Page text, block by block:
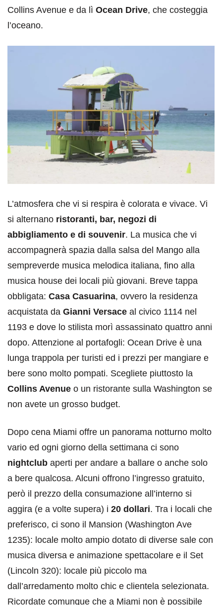
Collins Avenue e da lì Ocean Drive, che costeggia
l’oceano.
L’atmosfera che vi si respira è colorata e vivace. Vi
si alternano ristoranti, bar, negozi di
abbigliamento e di souvenir. La musica che vi
accompagnerà spazia dalla salsa del Mango alla
sempreverde musica melodica italiana, fino alla
musica house dei locali più giovani. Breve tappa
obbligata: Casa Casuarina, ovvero la residenza
acquistata da Gianni Versace al civico 1114 nel
1193 e dove lo stilista morì assassinato quattro anni
dopo. Attenzione al portafogli: Ocean Drive è una
lunga trappola per turisti ed i prezzi per mangiare e
bere sono molto pompati. Scegliete piuttosto la
Collins Avenue o un ristorante sulla Washington se
non avete un grosso budget.
Dopo cena Miami offre un panorama notturno molto
vario ed ogni giorno della settimana ci sono
nightclub aperti per andare a ballare o anche solo
a bere qualcosa. Alcuni offrono l’ingresso gratuito,
però il prezzo della consumazione all’interno si
aggira (e a volte supera) i 20 dollari. Tra i locali che
preferisco, ci sono il Mansion (Washington Ave
1235): locale molto ampio dotato di diverse sale con
musica diversa e animazione spettacolare e il Set
(Lincoln 320): locale più piccolo ma
dall’arredamento molto chic e clientela selezionata.
Ricordate comunque che a Miami non è possibile